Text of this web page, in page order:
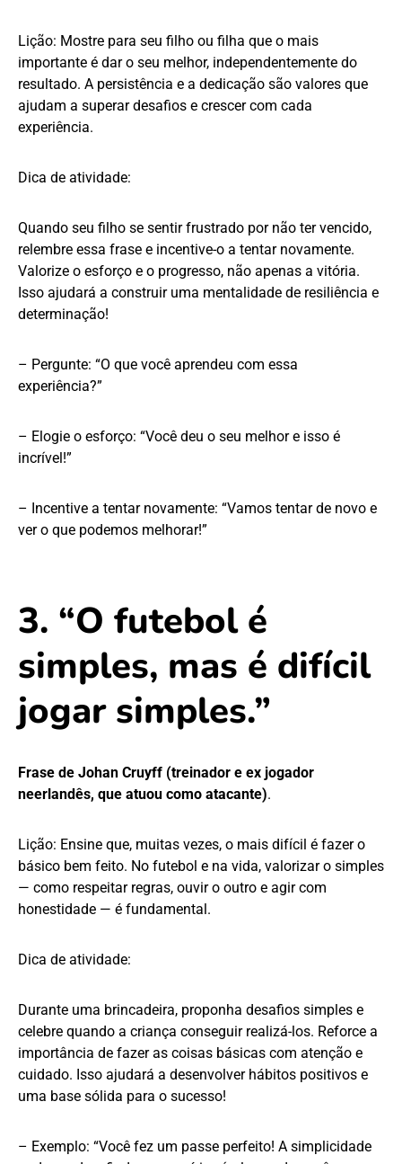
Lição: Mostre para seu filho ou filha que o mais
importante é dar o seu melhor, independentemente do
resultado. A persistência e a dedicação são valores que
ajudam a superar desafios e crescer com cada
experiência.
Dica de atividade:
Quando seu filho se sentir frustrado por não ter vencido,
relembre essa frase e incentive-o a tentar novamente.
Valorize o esforço e o progresso, não apenas a vitória.
Isso ajudará a construir uma mentalidade de resiliência e
determinação!
– Pergunte: “O que você aprendeu com essa
experiência?”
– Elogie o esforço: “Você deu o seu melhor e isso é
incrível!”
– Incentive a tentar novamente: “Vamos tentar de novo e
ver o que podemos melhorar!”
3. “O futebol é
simples, mas é difícil
jogar simples.”
Frase de Johan Cruyff (treinador e ex jogador
neerlandês, que atuou como atacante).
Lição: Ensine que, muitas vezes, o mais difícil é fazer o
básico bem feito. No futebol e na vida, valorizar o simples
— como respeitar regras, ouvir o outro e agir com
honestidade — é fundamental.
Dica de atividade:
Durante uma brincadeira, proponha desafios simples e
celebre quando a criança conseguir realizá-los. Reforce a
importância de fazer as coisas básicas com atenção e
cuidado. Isso ajudará a desenvolver hábitos positivos e
uma base sólida para o sucesso!
– Exemplo: “Você fez um passe perfeito! A simplicidade